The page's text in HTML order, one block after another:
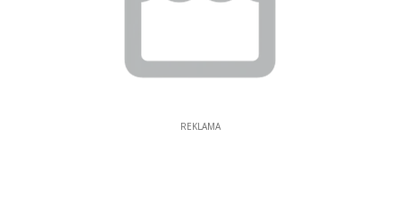
REKLAMA